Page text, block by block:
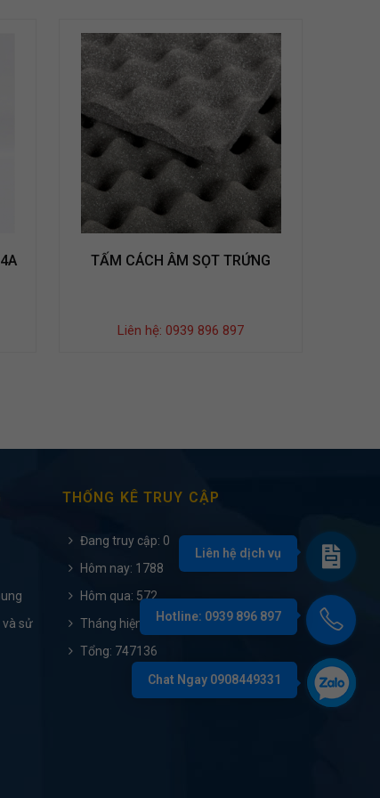
TẤM CÁCH ÂM SỌT TRỨNG
Liên hệ: 0939 896 897
và sử
THỐNG KÊ TRUY CẬP
Đang truy cập: 0
Hôm nay: 1788
Hôm qua: 572
Tháng hiện tại: 6547
Tổng: 747136